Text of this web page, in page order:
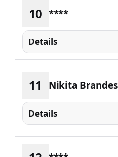
10 ****
Details
11 Nikita Brandes
Details